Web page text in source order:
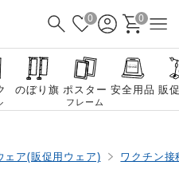
0 0
のぼり旗 ポスター
フレーム
安全用品 販
ェア(販促用ウェア) ワクチン